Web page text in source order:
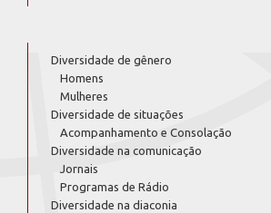
Diversidade de gênero
Homens
Mulheres
Diversidade de situações
Acompanhamento e Consolação
Diversidade na comunicação
Jornais
Programas de Rádio
Diversidade na diaconia